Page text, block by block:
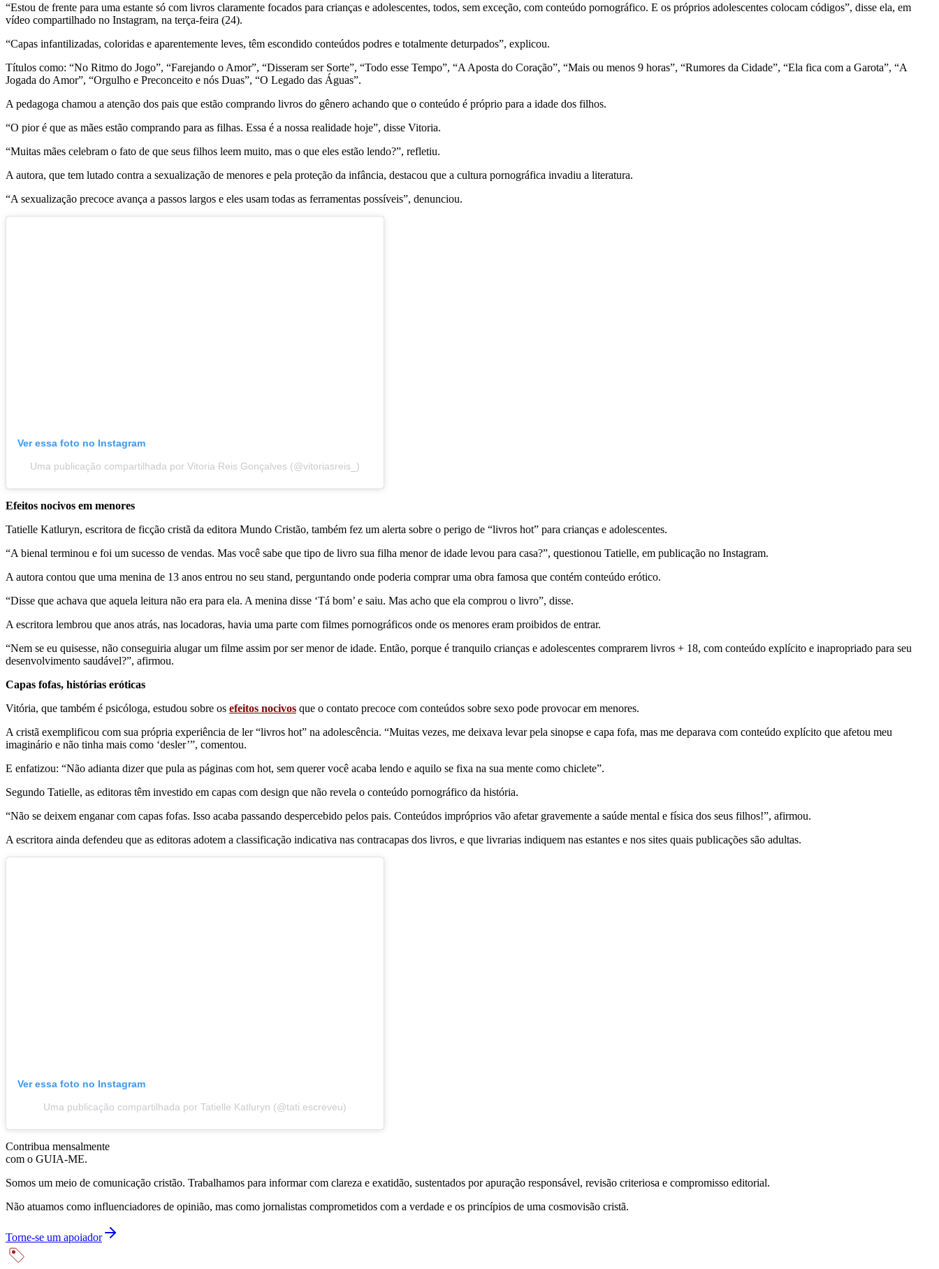
“Estou de frente para uma estante só com livros claramente focados para crianças e adolescentes, todos, sem exceção, com conteúdo pornográfico. E os próprios adolescentes colocam códigos”, disse ela, em
vídeo compartilhado no Instagram, na terça-feira (24).
“Capas infantilizadas, coloridas e aparentemente leves, têm escondido conteúdos podres e totalmente deturpados”, explicou.
Títulos como: “No Ritmo do Jogo”, “Farejando o Amor”, “Disseram ser Sorte”, “Todo esse Tempo”, “A Aposta do Coração”, “Mais ou menos 9 horas”, “Rumores da Cidade”, “Ela fica com a Garota”, “A
Jogada do Amor”, “Orgulho e Preconceito e nós Duas”, “O Legado das Águas”.
A pedagoga chamou a atenção dos pais que estão comprando livros do gênero achando que o conteúdo é próprio para a idade dos filhos.
“O pior é que as mães estão comprando para as filhas. Essa é a nossa realidade hoje”, disse Vitoria.
“Muitas mães celebram o fato de que seus filhos leem muito, mas o que eles estão lendo?”, refletiu.
A autora, que tem lutado contra a sexualização de menores e pela proteção da infância, destacou que a cultura pornográfica invadiu a literatura.
“A sexualização precoce avança a passos largos e eles usam todas as ferramentas possíveis”, denunciou.
Ver essa foto no Instagram
Uma publicação compartilhada por Vitoria Reis Gonçalves (@vitoriasreis_)
Efeitos nocivos em menores
Tatielle Katluryn, escritora de ficção cristã da editora Mundo Cristão, também fez um alerta sobre o perigo de “livros hot” para crianças e adolescentes.
“A bienal terminou e foi um sucesso de vendas. Mas você sabe que tipo de livro sua filha menor de idade levou para casa?”, questionou Tatielle, em publicação no Instagram.
A autora contou que uma menina de 13 anos entrou no seu stand, perguntando onde poderia comprar uma obra famosa que contém conteúdo erótico.
“Disse que achava que aquela leitura não era para ela. A menina disse ‘Tá bom’ e saiu. Mas acho que ela comprou o livro”, disse.
A escritora lembrou que anos atrás, nas locadoras, havia uma parte com filmes pornográficos onde os menores eram proibidos de entrar.
“Nem se eu quisesse, não conseguiria alugar um filme assim por ser menor de idade. Então, porque é tranquilo crianças e adolescentes comprarem livros + 18, com conteúdo explícito e inapropriado para seu
desenvolvimento saudável?”, afirmou.
Capas fofas, histórias eróticas
Vitória, que também é psicóloga, estudou sobre os efeitos nocivos que o contato precoce com conteúdos sobre sexo pode provocar em menores.
A cristã exemplificou com sua própria experiência de ler “livros hot” na adolescência. “Muitas vezes, me deixava levar pela sinopse e capa fofa, mas me deparava com conteúdo explícito que afetou meu
imaginário e não tinha mais como ‘desler’”, comentou.
E enfatizou: “Não adianta dizer que pula as páginas com hot, sem querer você acaba lendo e aquilo se fixa na sua mente como chiclete”.
Segundo Tatielle, as editoras têm investido em capas com design que não revela o conteúdo pornográfico da história.
“Não se deixem enganar com capas fofas. Isso acaba passando despercebido pelos pais. Conteúdos impróprios vão afetar gravemente a saúde mental e física dos seus filhos!”, afirmou.
A escritora ainda defendeu que as editoras adotem a classificação indicativa nas contracapas dos livros, e que livrarias indiquem nas estantes e nos sites quais publicações são adultas.
Ver essa foto no Instagram
Uma publicação compartilhada por Tatielle Katluryn (@tati.escreveu)
Contribua mensalmente
com o GUIA-ME.
Somos um meio de comunicação cristão. Trabalhamos para informar com clareza e exatidão, sustentados por apuração responsável, revisão criteriosa e compromisso editorial.
Não atuamos como influenciadores de opinião, mas como jornalistas comprometidos com a verdade e os princípios de uma cosmovisão cristã.
Torne-se um apoiador